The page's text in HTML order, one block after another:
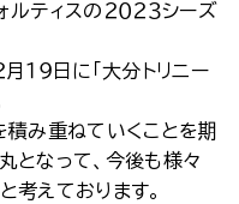
ティスの２０２３シーズ
１９日に「大分トリニー
積み重ねていくことを期
となって、今後も様々
考えております。